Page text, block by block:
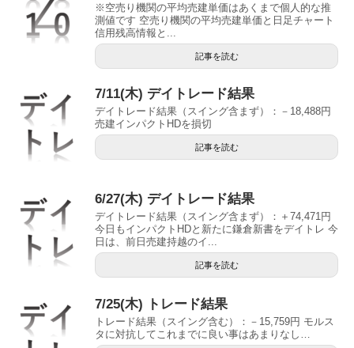
※空売り機関の平均売建単価はあくまで個人的な推
測値です 空売り機関の平均売建単価と日足チャート
信用残高情報と...
記事を読む
7/11(木) デイトレード結果
デイトレード結果（スイング含まず）：－18,488円
売建インパクトHDを損切
記事を読む
6/27(木) デイトレード結果
デイトレード結果（スイング含まず）：＋74,471円
今日もインパクトHDと新たに鎌倉新書をデイトレ 今
日は、前日売建持越のイ...
記事を読む
7/25(木) トレード結果
トレード結果（スイング含む）：－15,759円 モルス
タに対抗してこれまでに良い事はあまりなし…